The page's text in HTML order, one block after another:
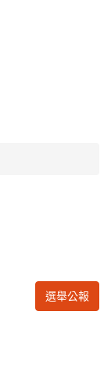
選舉公報